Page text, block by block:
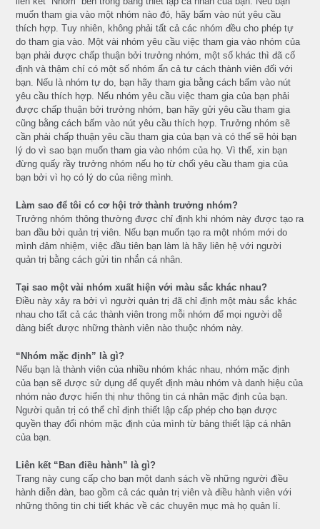
muốn tham gia vào một nhóm nào đó, hãy bấm vào nút yêu cầu
thích hợp. Tuy nhiên, không phải tất cả các nhóm đều cho phép tự
do tham gia vào. Một vài nhóm yêu cầu việc tham gia vào nhóm của
bạn phải được chấp thuận bởi trưởng nhóm, một số khác thì đã cố
định và thậm chí có một số nhóm ẩn cả tư cách thành viên đối với
bạn. Nếu là nhóm tự do, bạn hãy tham gia bằng cách bấm vào nút
yêu cầu thích hợp. Nếu nhóm yêu cầu việc tham gia của bạn phải
được chấp thuận bởi trưởng nhóm, bạn hãy gửi yêu cầu tham gia
cũng bằng cách bấm vào nút yêu cầu thích hợp. Trưởng nhóm sẽ
cần phải chấp thuận yêu cầu tham gia của bạn và có thể sẽ hỏi bạn
lý do vì sao bạn muốn tham gia vào nhóm của họ. Vì thế, xin bạn
đừng quấy rầy trưởng nhóm nếu họ từ chối yêu cầu tham gia của
bạn bởi vì họ có lý do của riêng mình.
Làm sao để tôi có cơ hội trở thành trưởng nhóm?
Trưởng nhóm thông thường được chỉ định khi nhóm này được tạo ra
ban đầu bởi quản trị viên. Nếu bạn muốn tạo ra một nhóm mới do
mình đảm nhiệm, việc đầu tiên bạn làm là hãy liên hệ với người
quản trị bằng cách gửi tin nhắn cá nhân.
Tại sao một vài nhóm xuất hiện với màu sắc khác nhau?
Điều này xảy ra bởi vì người quản trị đã chỉ định một màu sắc khác
nhau cho tất cả các thành viên trong mỗi nhóm để mọi người dễ
dàng biết được những thành viên nào thuộc nhóm này.
“Nhóm mặc định” là gì?
Nếu bạn là thành viên của nhiều nhóm khác nhau, nhóm mặc định
của bạn sẽ được sử dụng để quyết định màu nhóm và danh hiệu của
nhóm nào được hiển thị như thông tin cá nhân mặc định của bạn.
Người quản trị có thể chỉ định thiết lập cấp phép cho bạn được
quyền thay đổi nhóm mặc định của mình từ bảng thiết lập cá nhân
của bạn.
Liên kết “Ban điều hành” là gì?
Trang này cung cấp cho bạn một danh sách về những người điều
hành diễn đàn, bao gồm cả các quản trị viên và điều hành viên với
những thông tin chi tiết khác về các chuyên mục mà họ quản lí.